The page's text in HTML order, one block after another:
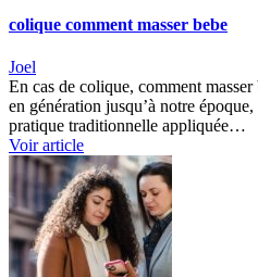
colique comment masser bebe
Joel
En cas de colique, comment
en génération jusqu’à notre
pratique traditionnelle appliquée…
Voir article